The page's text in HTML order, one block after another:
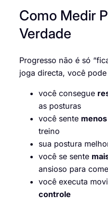
Como Medir
Verdade
Progresso não é só
joga directa, você
você consegue
as posturas
você sente
treino
sua postura
você se sente
ansioso para
você executa
controle